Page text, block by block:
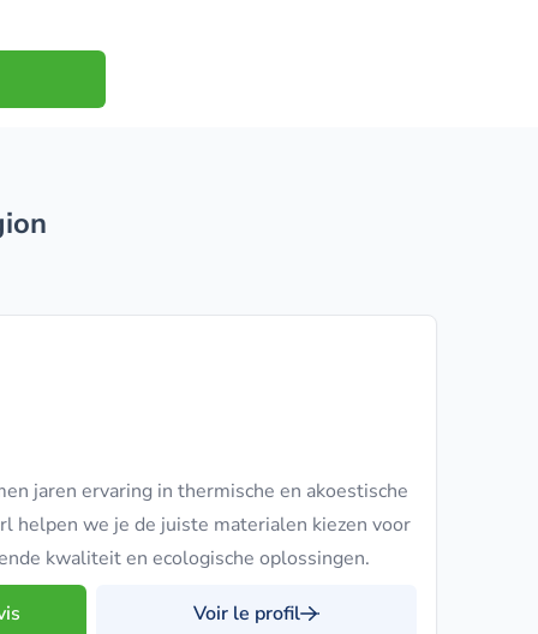
jaren ervaring in thermische en akoestische
helpen we je de juiste materialen kiezen voor
kwaliteit en ecologische oplossingen.
Voir le profil